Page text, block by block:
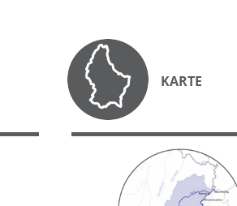
KARTE